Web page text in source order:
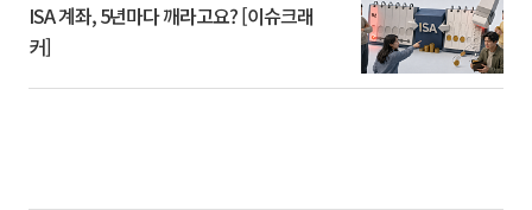
ISA 계좌, 5년마다 깨라고요? [이슈크래
커]